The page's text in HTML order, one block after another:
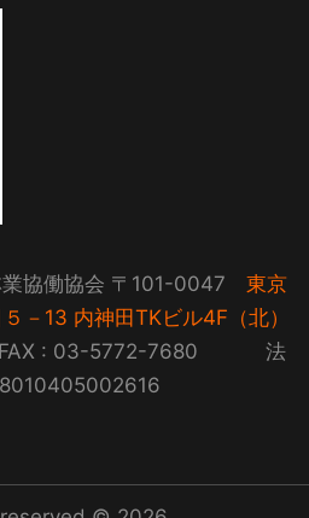
業協働協会 〒101-0047 東京
－13 内神田TKビル4F（北）
FAX : 03-5772-7680 法